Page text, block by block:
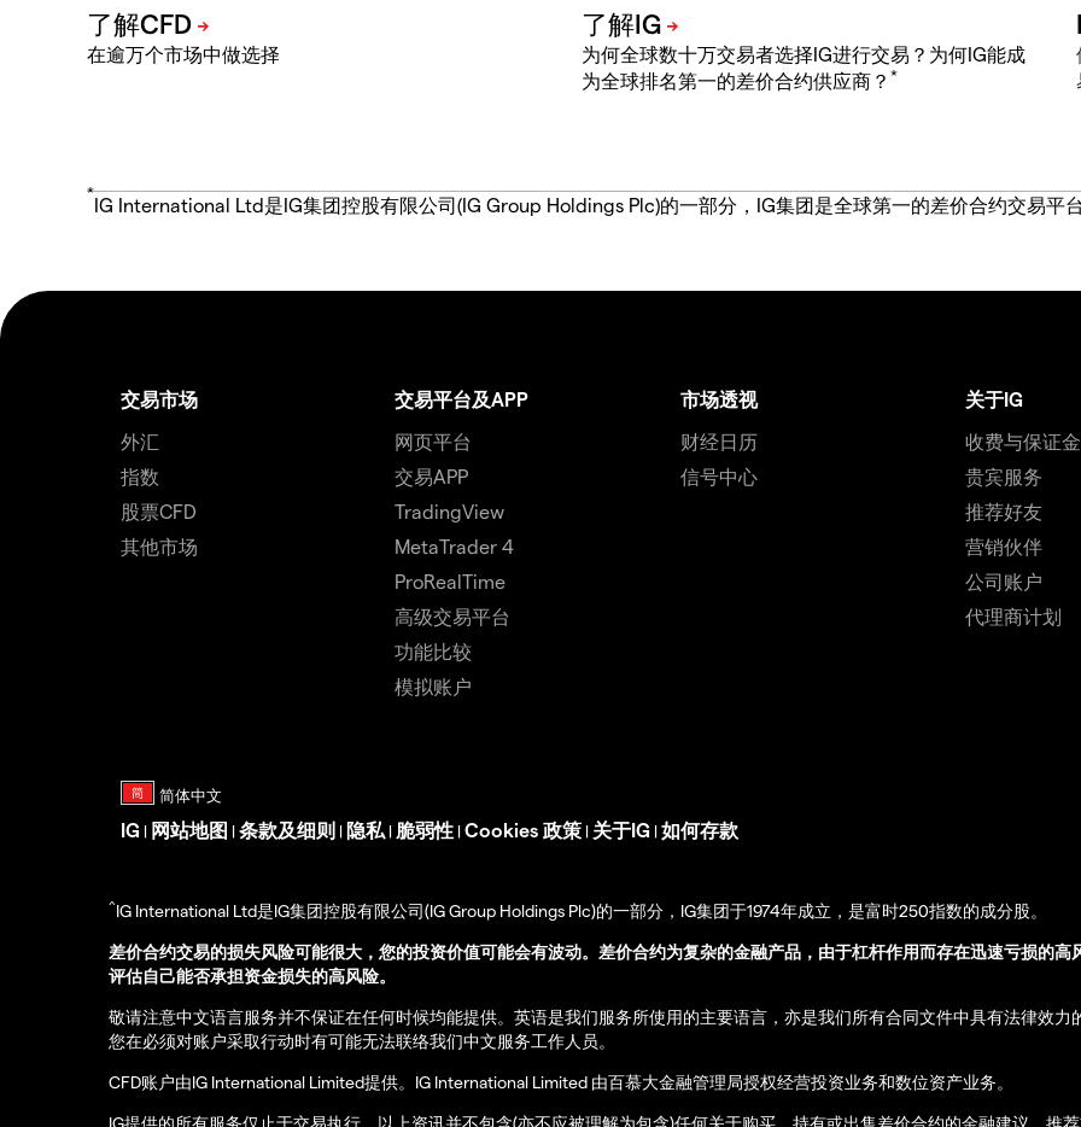
在逾万个市场中做选择
为何全球数十万交易者选择IG进行交易？为何IG能成
为全球排名第一的差价合约供应商？ *
*
IG International Ltd是IG集团控股有限公司(IG Group Holdings Plc)的一部分，IG集团是全球第一的差价合约交易平
交易市场
外汇
指数
股票CFD
其他市场
交易平台及APP
网页平台
交易APP
TradingView
MetaTrader 4
ProRealTime
高级交易平台
功能比较
模拟账户
市场透视
财经日历
信号中心
关于IG
收费与保证金
贵宾服务
推荐好友
营销伙伴
公司账户
代理商计划
IG | 网站地图 | 条款及细则 | 隐私 | 脆弱性 | Cookies 政策 | 关于IG | 如何存款
^IG International Ltd是IG集团控股有限公司(IG Group Holdings Plc)的一部分，IG集团于1974年成立，是富时250指数的成分股。
差价合约交易的损失风险可能很大，您的投资价值可能会有波动。差价合约为复杂的金融产品，由于杠杆作用而存在迅速亏损的
评估自己能否承担资金损失的高风险。
敬请注意中文语言服务并不保证在任何时候均能提供。英语是我们服务所使用的主要语言，亦是我们所有合同文件中具有法律效力
您在必须对账户采取行动时有可能无法联络我们中文服务工作人员。
CFD账户由IG International Limited提供。IG International Limited 由百慕大金融管理局授权经营投资业务和数位资产业务。